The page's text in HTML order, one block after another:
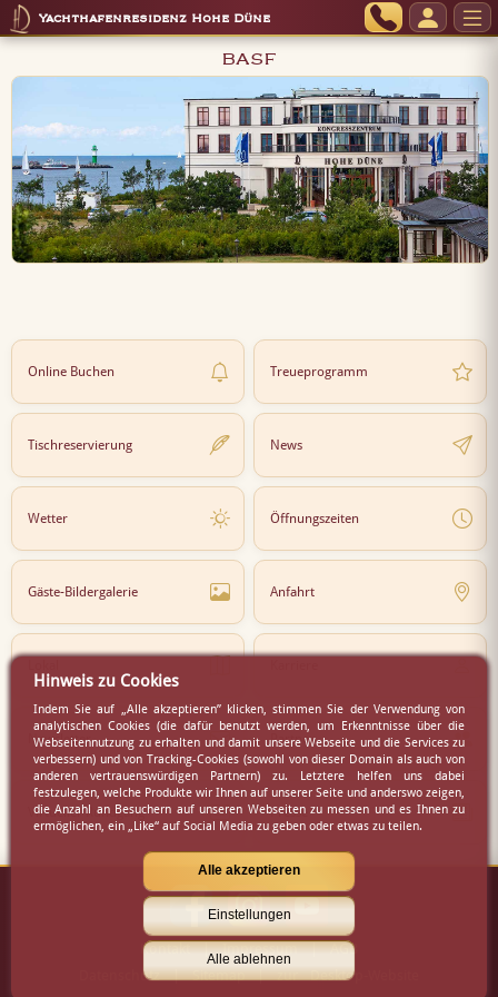
Yachthafenresidenz Hohe Düne
BASF
Online Buchen Treueprogramm
Tischreservierung News
Wetter Öffnungszeiten
Gäste-Bildergalerie Anfahrt
Newsletter Partner
Virtueller Rundgang Presse
Kontakt|Impressum|AGB
Datenschutz|Sitemap|zur Desktop-Website
Hinweis zu Cookies
Indem Sie auf „Alle akzeptieren” klicken, stimmen Sie der Verwendung von
analytischen Cookies (die dafür benutzt werden, um Erkenntnisse über die
Webseitennutzung zu erhalten und damit unsere Webseite und die Services zu
verbessern) und von Tracking-Cookies (sowohl von dieser Domain als auch von
anderen vertrauenswürdigen Partnern) zu. Letztere helfen uns dabei
festzulegen, welche Produkte wir Ihnen auf unserer Seite und anderswo zeigen,
die Anzahl an Besuchern auf unseren Webseiten zu messen und es Ihnen zu
ermöglichen, ein „Like“ auf Social Media zu geben oder etwas zu teilen.
Alle akzeptieren
Einstellungen
Alle ablehnen